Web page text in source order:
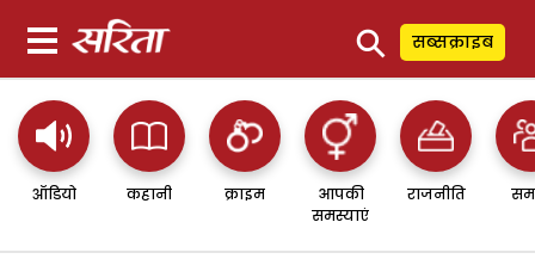
⚲ सब्सक्राइब
ऑडियो कहानी क्राइम
आपकी
समस्याएं
राजनीति